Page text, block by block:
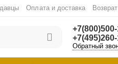
Оплата и доставка
Обратный